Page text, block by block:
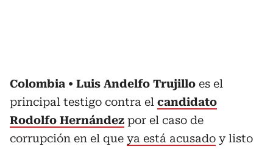
Colombia Luis Andelfo Trujillo es el
principal testigo contra el candidato
Rodolfo Hernández por el caso de
corrupción en el que ya está acusado y listo